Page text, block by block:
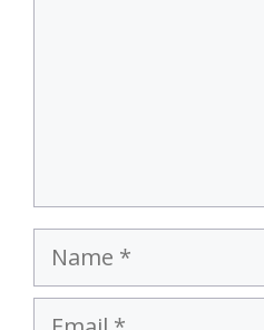
Name
Email